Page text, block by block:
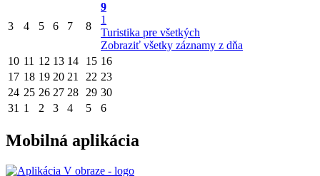
3 4 5 6 7 8
9
1
Turistika pre všetkých
Zobraziť všetky záznamy z dňa
10 11 12 13 14 15 16
17 18 19 20 21 22 23
24 25 26 27 28 29 30
31 1 2 3 4 5 6
Mobilná aplikácia